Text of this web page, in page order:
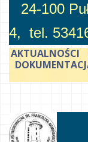
24-100
4, tel.
AKTUALNOŚCI